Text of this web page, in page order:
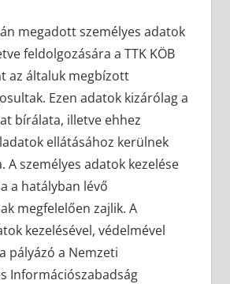
megadott személyes adatok
feldolgozására a TTK KÖB
az általuk megbízott
Ezen adatok kizárólag a
bírálata, illetve ehhez
ellátásához kerülnek
A személyes adatok kezelése
a hatályban lévő
megfelelően zajlik. A
kezelésével, védelmével
pályázó a Nemzeti
Információszabadság